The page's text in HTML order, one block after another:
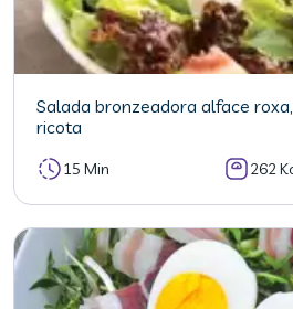
Salada bronzeadora alface
ricota
15 Min 262